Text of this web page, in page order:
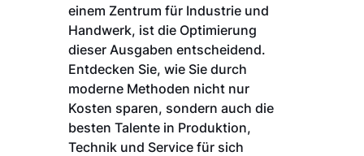
einem Zentrum für Industrie und
Handwerk, ist die Optimierung
dieser Ausgaben entscheidend.
Entdecken Sie, wie Sie durch
moderne Methoden nicht nur
Kosten sparen, sondern auch die
besten Talente in Produktion,
Technik und Service für sich